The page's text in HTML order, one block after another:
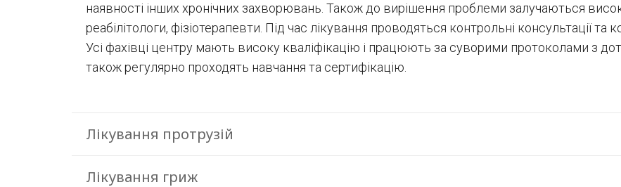
наявності інших хронічних захворювань. Також до вирішення проблеми залучаються
реабілітологи, фізіотерапевти. Під час лікування проводяться контрольні консультації та
Усі фахівці центру мають високу кваліфікацію і працюють за суворими протоколами з
також регулярно проходять навчання та сертифікацію.
Лікування протрузій
Лікування гриж